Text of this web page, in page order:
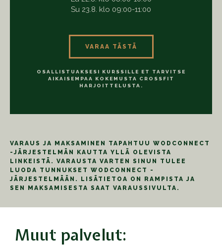
Su 23.8. klo 09:00-11:00
VARAA TÄSTÄ
OSALLISTUAKSESI KURSSILLE ET TARVITSE
AIKAISEMPAA KOKEMUSTA CROSSFIT
HARJOITTELUSTA.
VARAUS JA MAKSAMINEN TAPAHTUU WODCONNECT
-JÄRJESTELMÄN KAUTTA YLLÄ OLEVISTA
LINKEISTÄ. VARAUSTA VARTEN SINUN TULEE
LUODA TUNNUKSET WODCONNECT -
JÄRJESTELMÄÄN. LISÄTIETOA ON RAMPISTA JA
SEN MAKSAMISESTA SAAT VARAUSSIVULTA.
Muut palvelut: